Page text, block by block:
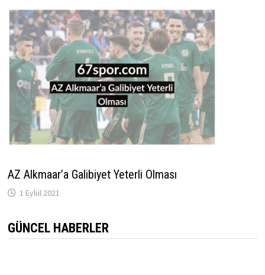
AZ Alkmaar’a Galibiyet Yeterli Olması
1 Eylül 2021
GÜNCEL HABERLER